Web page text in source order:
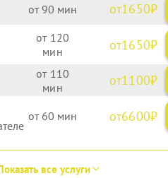
90 1650
120 1650
110 1100
60 6600
все услуги